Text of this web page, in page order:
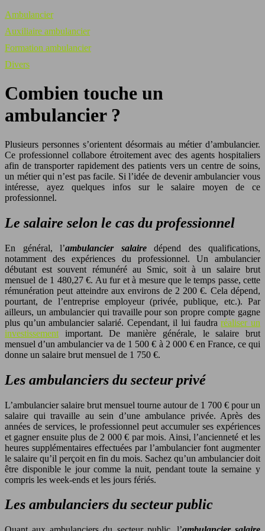
Ambulancier
Auxiliaire ambulancier
Formation ambulancier
Divers
Combien touche un
ambulancier ?
Plusieurs personnes s’orientent désormais au métier d’ambulancier.
Ce professionnel collabore étroitement avec des agents hospitaliers
afin de transporter rapidement des patients vers un centre de soins,
un métier qui n’est pas facile. Si l’idée de devenir ambulancier vous
intéresse, ayez quelques infos sur le salaire moyen de ce
professionnel.
Le salaire selon le cas du professionnel
En général, l’ambulancier salairedépend des qualifications,
notamment des expériences du professionnel. Un ambulancier
débutant est souvent rémunéré au Smic, soit à un salaire brut
mensuel de 1 480,27 €. Au fur et à mesure que le temps passe, cette
rémunération peut atteindre aux environs de 2 200 €. Cela dépend,
pourtant, de l’entreprise employeur (privée, publique, etc.). Par
ailleurs, un ambulancier qui travaille pour son propre compte gagne
plus qu’un ambulancier salarié. Cependant, il lui faudraréaliser un
investissement important. De manière générale, le salaire brut
mensuel d’un ambulancier va de 1 500 € à 2 000 € en France, ce qui
donne un salaire brut mensuel de 1 750 €.
Les ambulanciers du secteur privé
L’ambulancier salaire brut mensuel tourne autour de 1 700 € pour un
salaire qui travaille au sein d’une ambulance privée. Après des
années de services, le professionnel peut accumuler ses expériences
et gagner ensuite plus de 2 000 € par mois. Ainsi, l’ancienneté et les
heures supplémentaires effectuées par l’ambulancier font augmenter
le salaire qu’il perçoit en fin du mois. Sachez qu’un ambulancier doit
être disponible le jour comme la nuit, pendant toute la semaine y
compris les week-ends et les jours fériés.
Les ambulanciers du secteur public